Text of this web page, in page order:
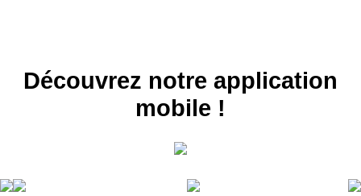
Découvrez notre application
mobile !